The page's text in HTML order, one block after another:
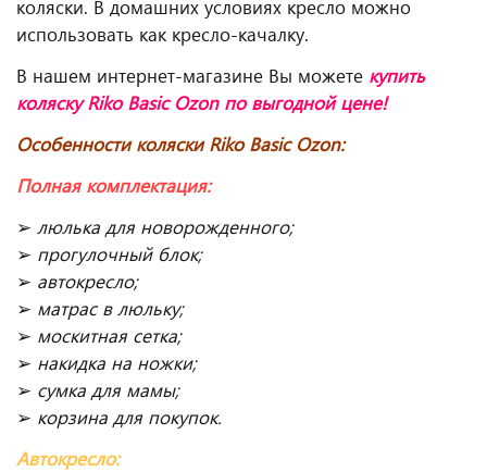
коляски. В домашних условиях кресло можно
использовать как кресло-качалку.
В нашем интернет-магазине Вы можете купить
коляску Riko Basic Ozon по выгодной цене!
Особенности коляски Riko Basic Ozon:
Полная комплектация:
➢ люлька для новорожденного;
➢ прогулочный блок;
➢ автокресло;
➢ матрас в люльку;
➢ москитная сетка;
➢ накидка на ножки;
➢ сумка для мамы;
➢ корзина для покупок.
Автокресло: